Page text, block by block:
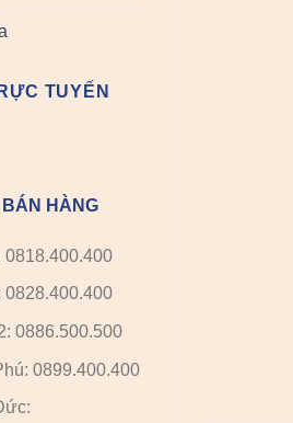
TUYẾN
HÀNG
0818.400.400
0828.400.400
0886.500.500
0899.400.400